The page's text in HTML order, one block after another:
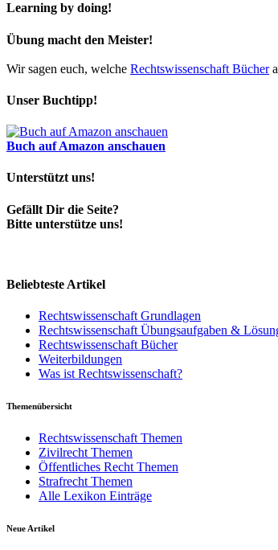
Learning by doing!
Übung macht den Meister!
Wir sagen euch, welche Rechtswissenschaft Bücher
Unser Buchtipp!
Buch auf Amazon anschauen
Unterstützt uns!
Gefällt Dir die Seite?
Bitte unterstütze uns!
Beliebteste Artikel
Rechtswissenschaft Grundlagen
Rechtswissenschaft Übungsaufgaben &
Rechtswissenschaft Bücher
Weiterbildungen
Was ist Rechtswissenschaft?
Themenübersicht
Rechtswissenschaft Themen
Zivilrecht Themen
Öffentliches Recht Themen
Strafrecht Themen
Alle Lexikon Einträge
Neue Artikel